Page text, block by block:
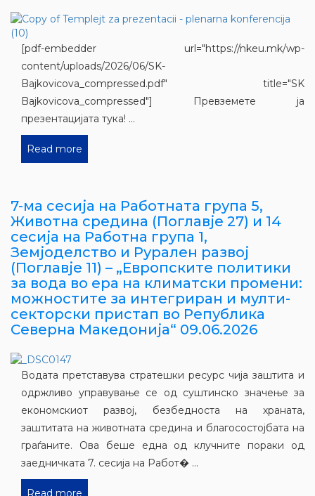
[pdf-embedder url="https://nkeu.mk/wp-
content/uploads/2026/06/SK-
Bajkovicova_compressed.pdf" title="SK
Bajkovicova_compressed"] Превземете ја
презентацијата тука! ...
Read more
7-ма сесија на Работната група 5,
Животна средина (Поглавје 27) и 14
сесија на Работна група 1,
Земјоделство и Рурален развој
(Поглавје 11) – „Европските политики
за вода во ера на климатски промени:
можностите за интегриран и мулти-
секторски пристап во Република
Северна Македонија“ 09.06.2026
Водата претставува стратешки ресурс чија заштита и
одржливо управување се од суштинско значење за
економскиот развој, безбедноста на храната,
заштитата на животната средина и благосостојбата на
граѓаните. Ова беше една од клучните пораки од
заедничката 7. сесија на Работ� ...
Read more